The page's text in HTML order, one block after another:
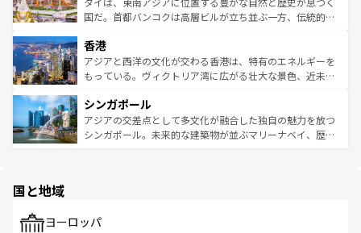
覧を参照してほしい。
醸し出している。また、バラエティの豊かさとおいしさで
とつ。フォーやバインミー、ベトナムコーヒーなどは、ぜ
ひ現地で味わいたい。どの地域を訪れてもあたたかい人々
が旅行者を迎えてくれるので、きっと忘れられない旅にな
参照してほしい。
国だ。首都バンコクは高層ビルが立ち並ぶ一方、伝統的な
の活気が交差している。北部ではチェンマイなどの山岳地
帯で自然と触れ合い、南部ではプーケットやクラビの美し
いビーチでリゾート気分を楽しむことができる。タイ料理
激する。気候は一年中温暖で、どの季節にも異なる楽しみ
が待っている。親しみやすいタイの人々、仏教を中心とし
た文化、そして多様な観光資源が、訪れる旅人を魅了し続
香港
アジアと西洋の文化が交わる香港は、特有のエネルギーを
もっている。ヴィクトリア湾に広がる壮大な景色、近未来
み、どこを訪れても感動するはず。観光スポットが密集し
ており、効率よく見どころを回れるのも魅力。息をのむよ
うな絶景から文化的な体験まで、香港を存分に楽しみ尽く
シンガポール
アジアの交差点として多文化が融合した独自の魅力を放つ
シンガポール。未来的な建築物が並ぶマリーナベイ、歴史
で、ホーカーズは地元の風情を楽しめる外せないスポット
国と地域
ヨーロッパ